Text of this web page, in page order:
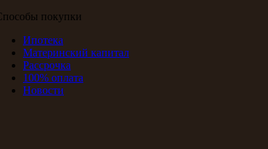
покупки
Ипотека
Материнский капитал
Рассрочка
100% оплата
Новости